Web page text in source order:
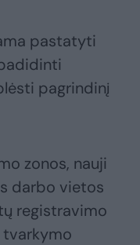
pastatyti
pagrindinį
zonos, nauji
darbo vietos
registravimo
tvarkymo